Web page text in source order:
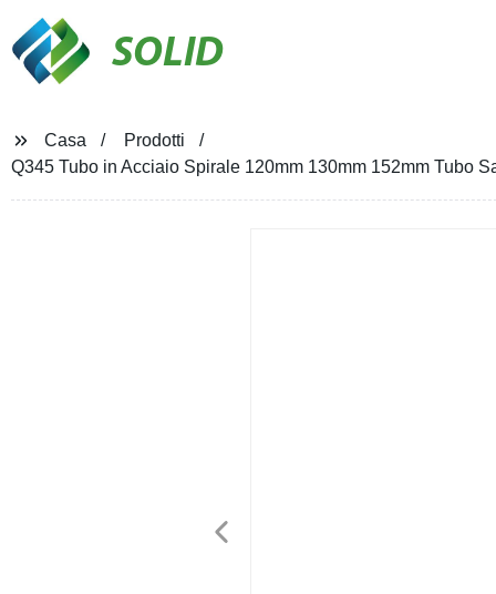
SOLID
Casa
Prodotti
Q345 Tubo in Acciaio Spirale 120mm 130mm 152mm Tubo